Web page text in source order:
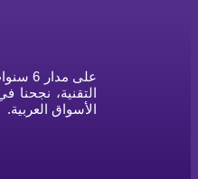
على
التقنية،
الأسواق العربية.